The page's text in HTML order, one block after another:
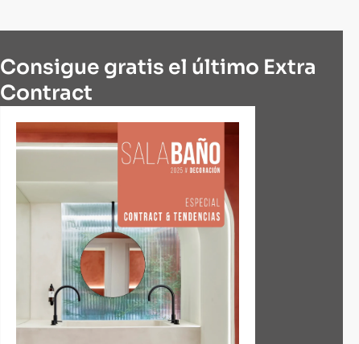
Consigue gratis el último Extra
Contract